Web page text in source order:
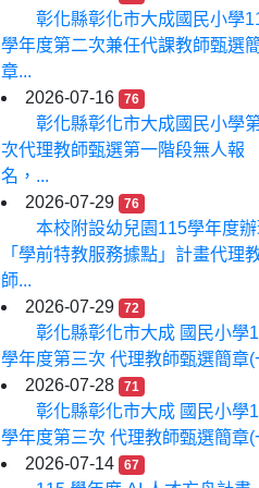
彰化縣彰化市大成國民小學
學年度第二次兼任代課教師甄選
章...
2026-07-16
76
彰化縣彰化市大成國民小學
次代理教師甄選第一階段無人報
名，...
2026-07-29
76
本校附設幼兒園115學年度辦
「學前特教服務據點」計畫代理
師...
2026-07-29
72
彰化縣彰化市大成 國民小學
學年度第三次 代理教師甄選簡章(
2026-07-28
71
彰化縣彰化市大成 國民小學
學年度第三次 代理教師甄選簡章(
2026-07-14
67